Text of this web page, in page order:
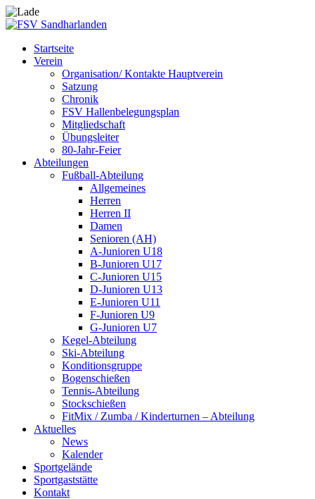
Startseite
Verein
Organisation/ Kontakte Hauptverein
Satzung
Chronik
FSV Hallenbelegungsplan
Mitgliedschaft
Übungsleiter
80-Jahr-Feier
Abteilungen
Fußball-Abteilung
Allgemeines
Herren
Herren II
Damen
Senioren (AH)
A-Junioren U18
B-Junioren U17
C-Junioren U15
D-Junioren U13
E-Junioren U11
F-Junioren U9
G-Junioren U7
Kegel-Abteilung
Ski-Abteilung
Konditionsgruppe
Bogenschießen
Tennis-Abteilung
Stockschießen
FitMix / Zumba / Kinderturnen – Abteilung
Aktuelles
News
Kalender
Sportgelände
Sportgaststätte
Kontakt